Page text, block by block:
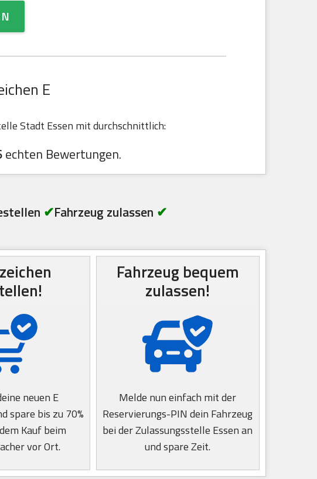
E
Stadt Essen mit durchschnittlich:
echten Bewertungen.
✔Fahrzeug zulassen ✔
neuen E
spare bis zu 70%
Kauf beim
vor Ort.
Fahrzeug bequem
zulassen!
Melde nun einfach mit der
Reservierungs-PIN dein Fahrzeug
bei der Zulassungsstelle Essen an
und spare Zeit.